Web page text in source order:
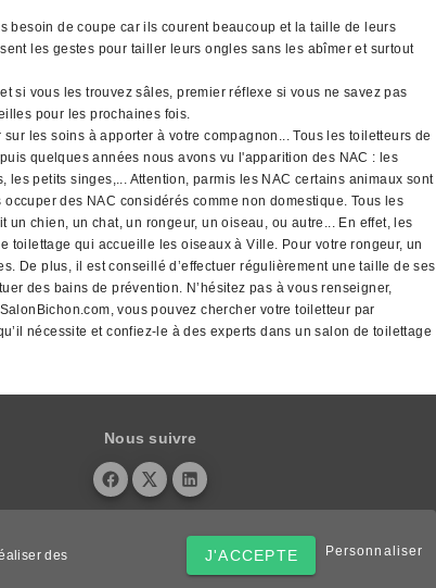
besoin de coupe car ils courent beaucoup et la taille de leurs
les gestes pour tailler leurs ongles sans les abîmer et surtout
si vous les trouvez sâles, premier réflexe si vous ne savez pas
pour les prochaines fois.
les soins à apporter à votre compagnon... Tous les toiletteurs de
quelques années nous avons vu l'apparition des NAC : les
petits singes,... Attention, parmis les NAC certains animaux sont
des NAC considérés comme non domestique. Tous les
chien, un chat, un rongeur, un oiseau, ou autre... En effet, les
qui accueille les oiseaux à Ville. Pour votre rongeur, un
De plus, il est conseillé d’effectuer régulièrement une taille de ses
des bains de prévention. N’hésitez pas à vous renseigner,
vous pouvez chercher votre toiletteur par
nécessite et confiez-le à des experts dans un salon de toilettage
Nous suivre
des
J'ACCEPTE Personnaliser